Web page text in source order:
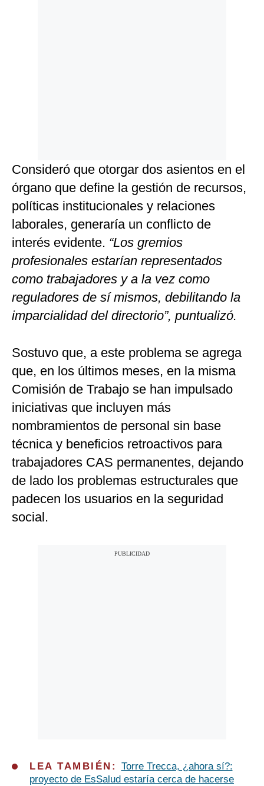
Consideró que otorgar dos asientos en el
órgano que define la gestión de recursos,
políticas institucionales y relaciones
laborales, generaría un conflicto de
interés evidente. “Los gremios
profesionales estarían representados
como trabajadores y a la vez como
reguladores de sí mismos, debilitando la
imparcialidad del directorio”, puntualizó.
Sostuvo que, a este problema se agrega
que, en los últimos meses, en la misma
Comisión de Trabajo se han impulsado
iniciativas que incluyen más
nombramientos de personal sin base
técnica y beneficios retroactivos para
trabajadores CAS permanentes, dejando
de lado los problemas estructurales que
padecen los usuarios en la seguridad
social.
LEA TAMBIÉN: Torre Trecca, ¿ahora sí?:
proyecto de EsSalud estaría cerca de hacerse